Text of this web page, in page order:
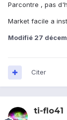
Parcontre , pas
Market facile a
Modifié 27
Citer
ti-flo41